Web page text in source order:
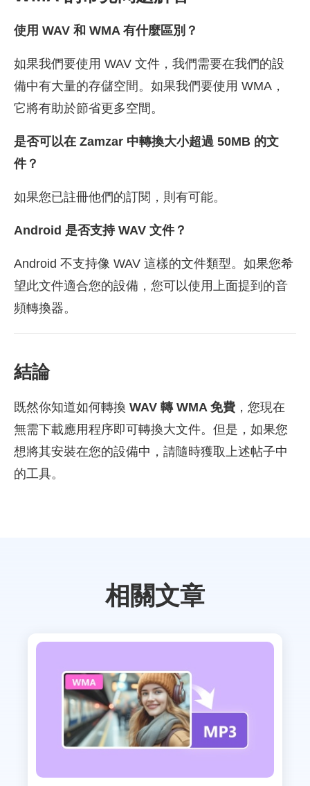
使用 WAV 和 WMA 有什麼區別？
如果我們要使用 WAV 文件，我們需要在我們的設
備中有大量的存儲空間。如果我們要使用 WMA，
它將有助於節省更多空間。
是否可以在 Zamzar 中轉換大小超過 50MB 的文
件？
如果您已註冊他們的訂閱，則有可能。
Android 是否支持 WAV 文件？
Android 不支持像 WAV 這樣的文件類型。如果您希
望此文件適合您的設備，您可以使用上面提到的音
頻轉換器。
結論
既然你知道如何轉換 WAV 轉 WMA 免費 ，您現在
無需下載應用程序即可轉換大文件。但是，如果您
想將其安裝在您的設備中，請隨時獲取上述帖子中
的工具。
相關文章